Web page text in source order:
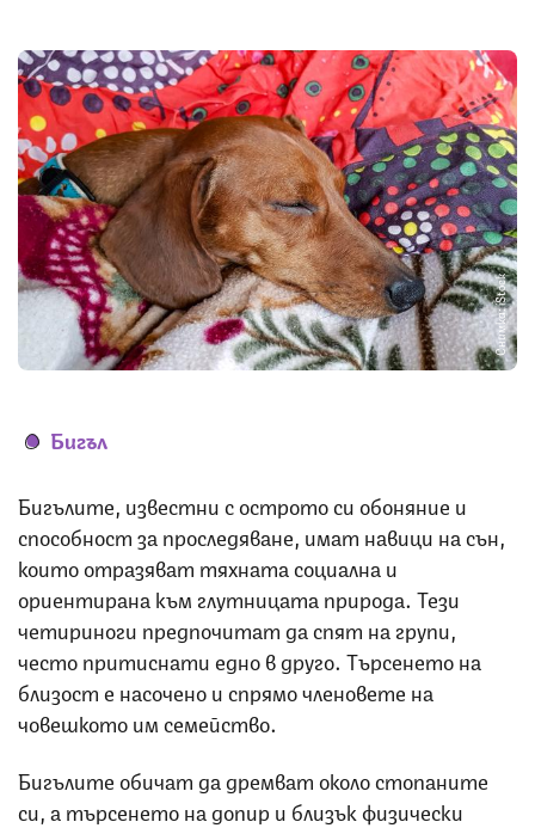
Снимка: iStock
Бигъл
Бигълите, известни с острото си обоняние и
способност за проследяване, имат навици на сън,
които отразяват тяхната социална и
ориентирана към глутницата природа. Тези
четириноги предпочитат да спят на групи,
често притиснати едно в друго. Търсенето на
близост е насочено и спрямо членовете на
човешкото им семейство.
Бигълите обичат да дремват около стопаните
си, а търсенето на допир и близък физически